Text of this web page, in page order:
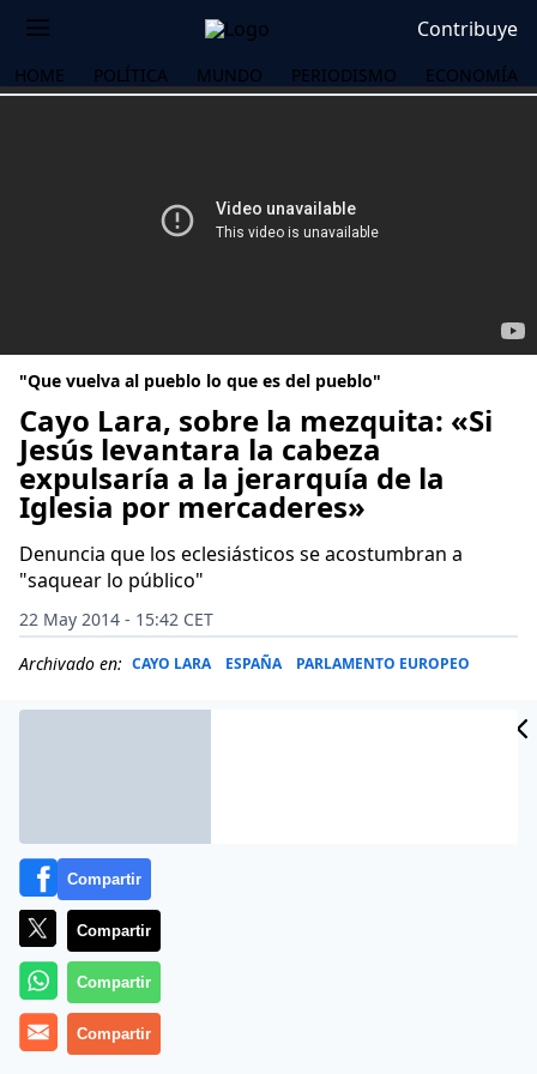
Contribuye
HOME POLÍTICA MUNDO PERIODISMO ECONOMÍA
"Que vuelva al pueblo lo que es del pueblo"
Cayo Lara, sobre la mezquita: «Si
Jesús levantara la cabeza
expulsaría a la jerarquía de la
Iglesia por mercaderes»
Denuncia que los eclesiásticos se acostumbran a
"saquear lo público"
22 May 2014 - 15:42 CET
Archivado en: CAYO LARA ESPAÑA PARLAMENTO EUROPEO
El coordinador general de IU,
Compartir
Compartir
Compartir
Compartir